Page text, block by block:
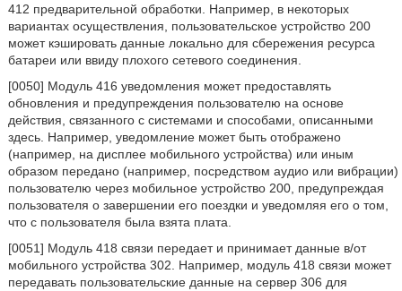
412 предварительной обработки. Например, в некоторых
вариантах осуществления, пользовательское устройство 200
может кэшировать данные локально для сбережения ресурса
батареи или ввиду плохого сетевого соединения.
[0050] Модуль 416 уведомления может предоставлять
обновления и предупреждения пользователю на основе
действия, связанного с системами и способами, описанными
здесь. Например, уведомление может быть отображено
(например, на дисплее мобильного устройства) или иным
образом передано (например, посредством аудио или вибрации)
пользователю через мобильное устройство 200, предупреждая
пользователя о завершении его поездки и уведомляя его о том,
что с пользователя была взята плата.
[0051] Модуль 418 связи передает и принимает данные в/от
мобильного устройства 302. Например, модуль 418 связи может
передавать пользовательские данные на сервер 306 для